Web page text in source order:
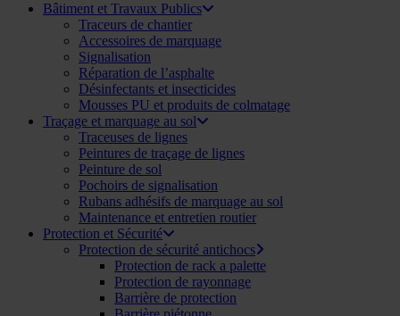
Bâtiment et Travaux Publics
Traceurs de chantier
Accessoires de marquage
Signalisation
Réparation de l’asphalte
Désinfectants et insecticides
Mousses PU et produits de colmatage
Traçage et marquage au sol
Traceuses de lignes
Peintures de traçage de lignes
Peinture de sol
Pochoirs de signalisation
Rubans adhésifs de marquage au sol
Maintenance et entretien routier
Protection et Sécurité
Protection de sécurité antichocs
Protection de rack a palette
Protection de rayonnage
Barrière de protection